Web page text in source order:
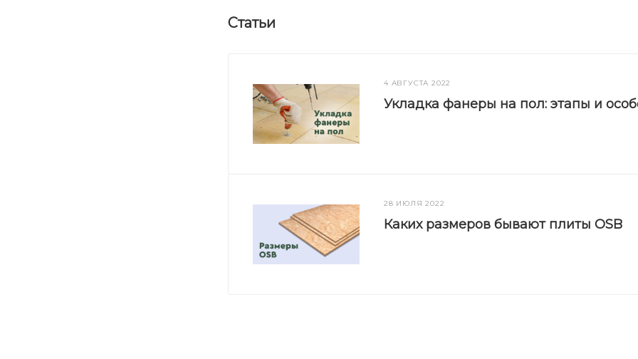
Статьи
4 АВГУСТА 2022
Укладка фанеры на пол: этапы и
28 ИЮЛЯ 2022
Каких размеров бывают плиты OSB